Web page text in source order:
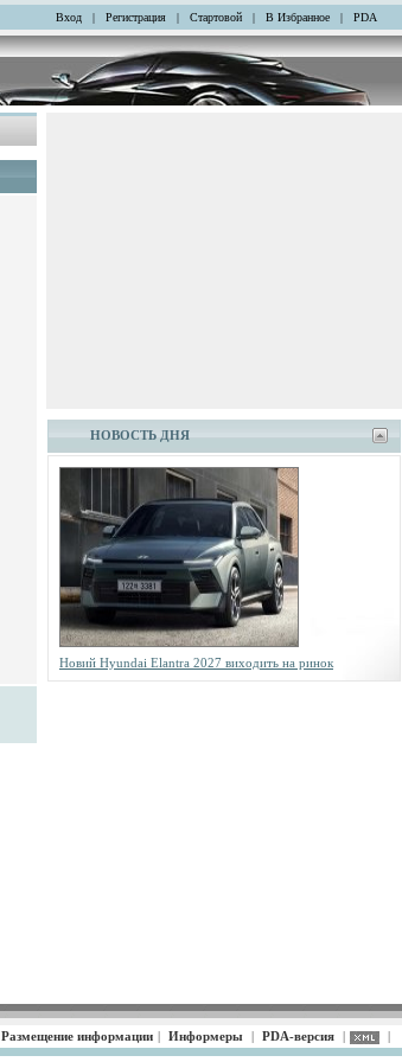
Вход | Регистрация | Стартовой | В Избранное | PDA
НОВОСТЬ ДНЯ
Новий Hyundai Elantra 2027 виходить на ринок
Размещение информации | Информеры | PDA-версия | |